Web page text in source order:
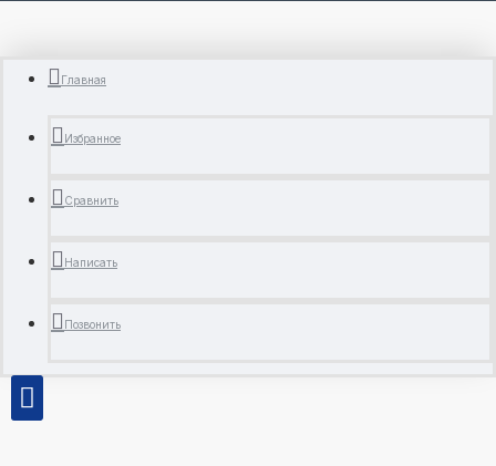
Главная
Избранное
Сравнить
Написать
Позвонить